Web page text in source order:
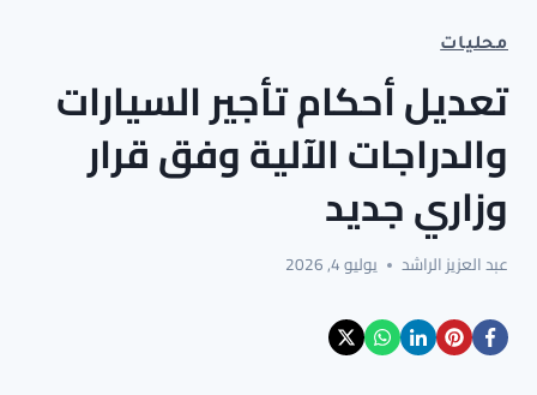
محليات
تعديل أحكام تأجير السيارات
والدراجات الآلية وفق قرار
وزاري جديد
عبد العزيز الراشد يوليو 4, 2026